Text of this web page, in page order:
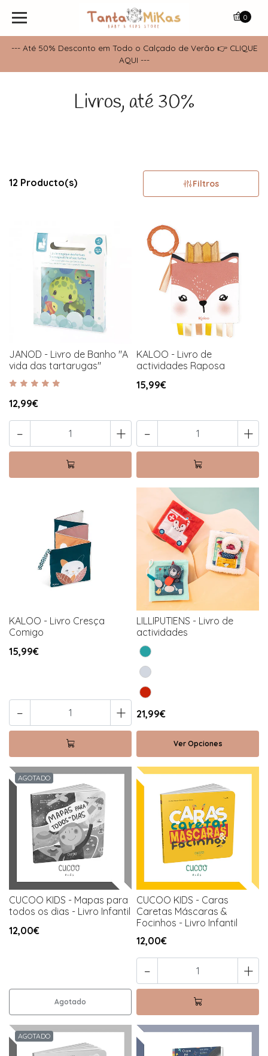
--- Até 50% Desconto em Todo o Calçado de Verão 👉 CLIQUE
AQUI ---
0
Livros, até 30%
12 Producto(s) Filtros
JANOD - Livro de Banho "A
vida das tartarugas"
12,99€
- +
KALOO - Livro de
actividades Raposa
15,99€
- +
KALOO - Livro Cresça
Comigo
15,99€
- +
LILLIPUTIENS - Livro de
actividades
21,99€
Ver Opciones
AGOTADO
CUCOO KIDS - Mapas para
todos os dias - Livro Infantil
12,00€
Agotado
CUCOO KIDS - Caras
Caretas Máscaras &
Focinhos - Livro Infantil
12,00€
- +
AGOTADO